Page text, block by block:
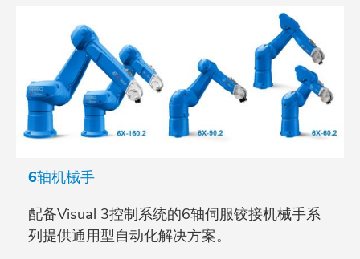
6轴机械手
配备Visual 3控制系统的6轴伺服铰接机械手系
列提供通用型自动化解决方案。